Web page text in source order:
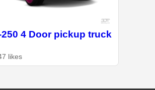
4 Door pickup truck
likes